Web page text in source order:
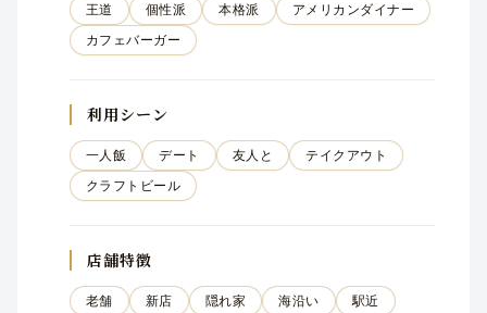
王道 個性派 本格派
アメリカンダイナー
カフェバーガー
利用シーン
一人飯 デート 友人と
テイクアウト
クラフトビール
店舗特徴
老舗 新店 隠れ家 海沿い
駅近